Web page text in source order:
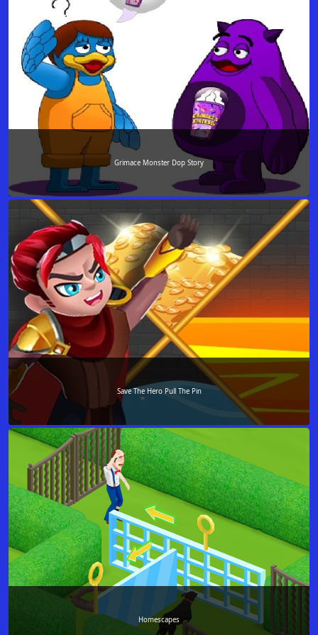
Grimace Monster Dop Story
Save The Hero Pull The Pin
Homescapes